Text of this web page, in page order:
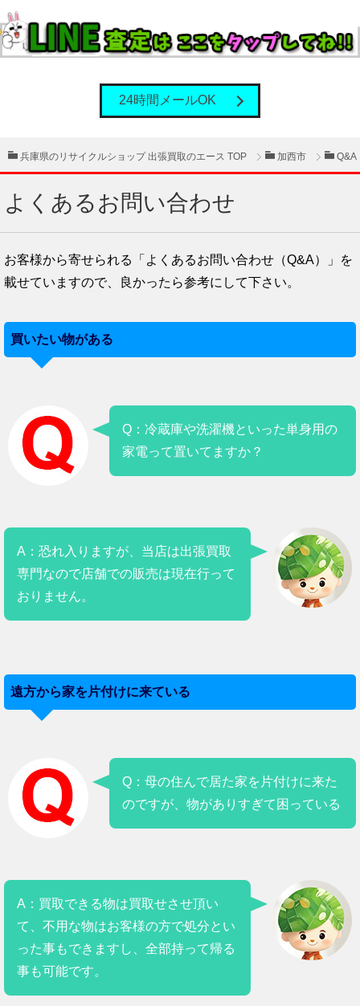
24時間メールOK
兵庫県のリサイクルショップ 出張買取のエース TOP 加西市 Q&A
よくあるお問い合わせ
お客様から寄せられる「よくあるお問い合わせ（Q&A）」を
載せていますので、良かったら参考にして下さい。
買いたい物がある
Q：冷蔵庫や洗濯機といった単身用の
家電って置いてますか？
A：恐れ入りますが、当店は出張買取
専門なので店舗での販売は現在行って
おりません。
遠方から家を片付けに来ている
Q：母の住んで居た家を片付けに来た
のですが、物がありすぎて困っている
A：買取できる物は買取せさせ頂い
て、不用な物はお客様の方で処分とい
った事もできますし、全部持って帰る
事も可能です。